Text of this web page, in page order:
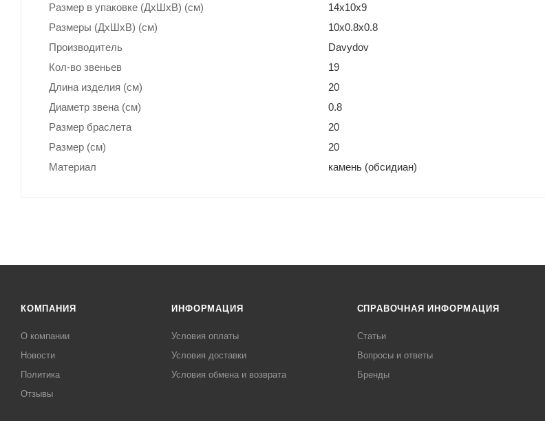
Размер в упаковке (ДхШxВ) (см)
14х10х9
Размеры (ДxШxВ) (см)
10х0.8х0.8
Производитель
Davydov
Кол-во звеньев
19
Длина изделия (см)
20
Диаметр звена (см)
0.8
Размер браслета
20
Размер (см)
20
Материал
камень (обсидиан)
КОМПАНИЯ
О компании
Новости
Политика
Отзывы
ИНФОРМАЦИЯ
Условия оплаты
Условия доставки
Условия обмена и возврата
СПРАВОЧНАЯ ИНФОРМАЦИЯ
Статьи
Вопросы и ответы
Бренды